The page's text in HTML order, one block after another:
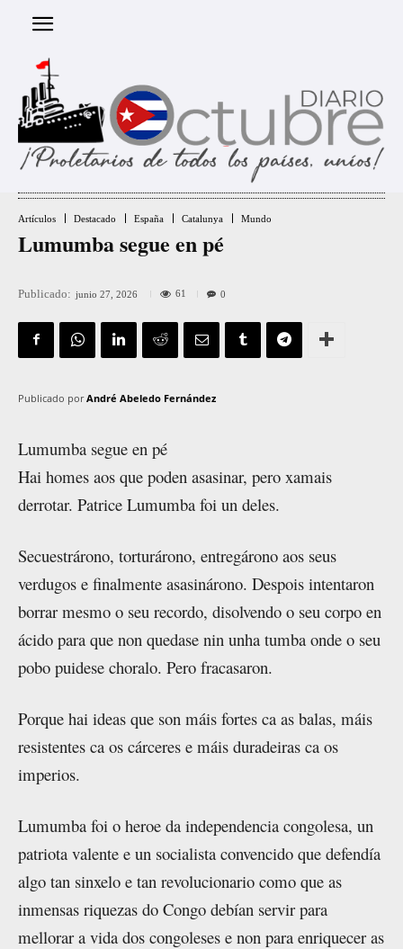
Artículos Destacado España Catalunya Mundo
Lumumba segue en pé
Publicado: junio 27, 2026 61 0
Publicado por André Abeledo Fernández
Lumumba segue en pé
Hai homes aos que poden asasinar, pero xamais
derrotar. Patrice Lumumba foi un deles.
Secuestrárono, torturárono, entregárono aos seus
verdugos e finalmente asasinárono. Despois intentaron
borrar mesmo o seu recordo, disolvendo o seu corpo en
ácido para que non quedase nin unha tumba onde o seu
pobo puidese choralo. Pero fracasaron.
Porque hai ideas que son máis fortes ca as balas, máis
resistentes ca os cárceres e máis duradeiras ca os
imperios.
Lumumba foi o heroe da independencia congolesa, un
patriota valente e un socialista convencido que defendía
algo tan sinxelo e tan revolucionario como que as
inmensas riquezas do Congo debían servir para
mellorar a vida dos congoleses e non para enriquecer as